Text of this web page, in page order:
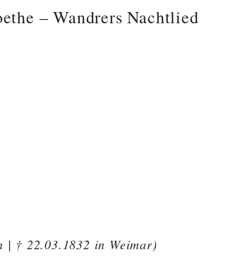
– Wandrers Nachtlied
† 22.03.1832 in Weimar)